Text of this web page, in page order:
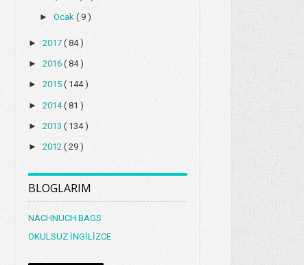
► Ocak ( 9 )
►2017( 84 )
►2016( 84 )
►2015( 144 )
►2014( 81 )
►2013( 134 )
►2012( 29 )
BLOGLARIM
NACHNUCH BAGS
OKULSUZ İNGİLİZCE